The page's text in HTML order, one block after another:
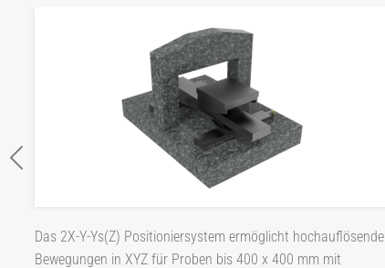
Das 2X-Y-Ys(Z) Positioniersystem ermöglicht hochauflösende
Bewegungen in XYZ für Proben bis 400 x 400 mm mit